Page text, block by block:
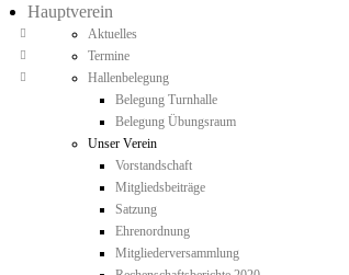
Hauptverein
Aktuelles
Termine
Hallenbelegung
Belegung Turnhalle
Belegung Übungsraum
Unser Verein
Vorstandschaft
Mitgliedsbeiträge
Satzung
Ehrenordnung
Mitgliederversammlung